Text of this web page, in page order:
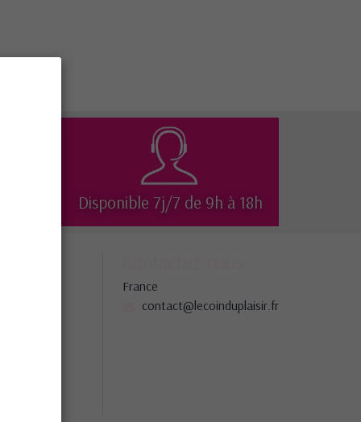
Disponible 7j/7 de 9h à 18h
France
contact@lecoinduplaisir.fr